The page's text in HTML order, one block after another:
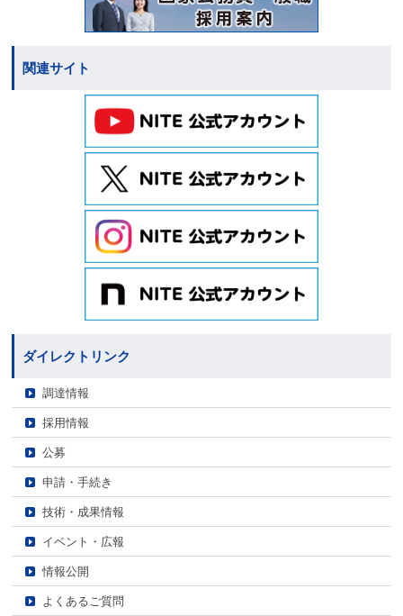
関連サイト
ダイレクトリンク
調達情報
採用情報
公募
申請・手続き
技術・成果情報
イベント・広報
情報公開
よくあるご質問